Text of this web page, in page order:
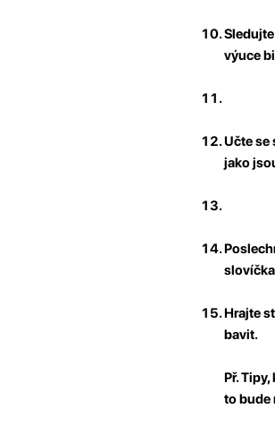
výuce
Učte se
jako
Hrajte
bavit.
Př.
to bude